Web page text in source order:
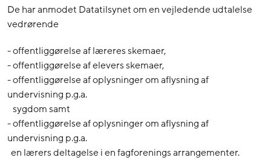
De har anmodet Datatilsynet om en vejledende udtalelse
vedrørende
- offentliggørelse af læreres skemaer,
- offentliggørelse af elevers skemaer,
- offentliggørelse af oplysninger om aflysning af
undervisning p.g.a.
sygdom samt
- offentliggørelse af oplysninger om aflysning af
undervisning p.g.a.
en lærers deltagelse i en fagforenings arrangementer.